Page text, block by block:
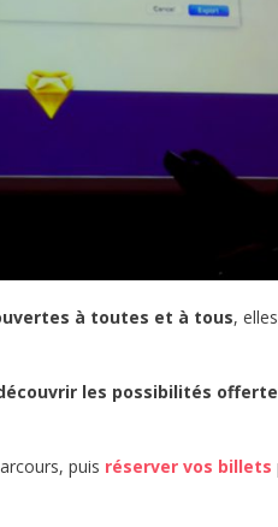
à toutes et à tous, elles
les possibilités
puis réserver vos billets